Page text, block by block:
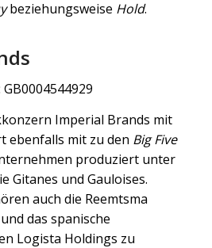
beziehungsweise Hold.
Imperial Brands mit
ebenfalls mit zu den Big Five
produziert unter
Gitanes und Gauloises.
auch die Reemtsma
das spanische
Logista Holdings zu